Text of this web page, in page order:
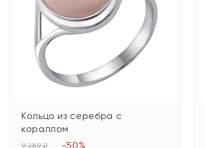
Кольцо из серебра с
кораллом
9 289 ₽ -50%